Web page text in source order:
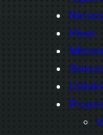
Nature
Hiver
Urbain